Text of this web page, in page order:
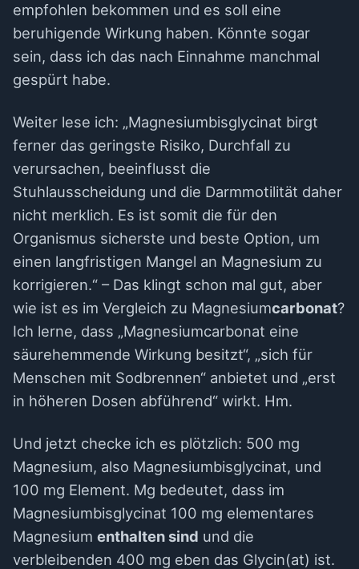
empfohlen bekommen und es soll eine
beruhigende Wirkung haben. Könnte sogar
sein, dass ich das nach Einnahme manchmal
gespürt habe.
Weiter lese ich: „Magnesiumbisglycinat birgt
ferner das geringste Risiko, Durchfall zu
verursachen, beeinflusst die
Stuhlausscheidung und die Darmmotilität daher
nicht merklich. Es ist somit die für den
Organismus sicherste und beste Option, um
einen langfristigen Mangel an Magnesium zu
korrigieren.“ – Das klingt schon mal gut, aber
wie ist es im Vergleich zu Magnesiumcarbonat?
Ich lerne, dass „Magnesiumcarbonat eine
säurehemmende Wirkung besitzt“, „sich für
Menschen mit Sodbrennen“ anbietet und „erst
in höheren Dosen abführend“ wirkt. Hm.
Und jetzt checke ich es plötzlich: 500 mg
Magnesium, also Magnesiumbisglycinat, und
100 mg Element. Mg bedeutet, dass im
Magnesiumbisglycinat 100 mg elementares
Magnesium enthalten sind und die
verbleibenden 400 mg eben das Glycin(at) ist.